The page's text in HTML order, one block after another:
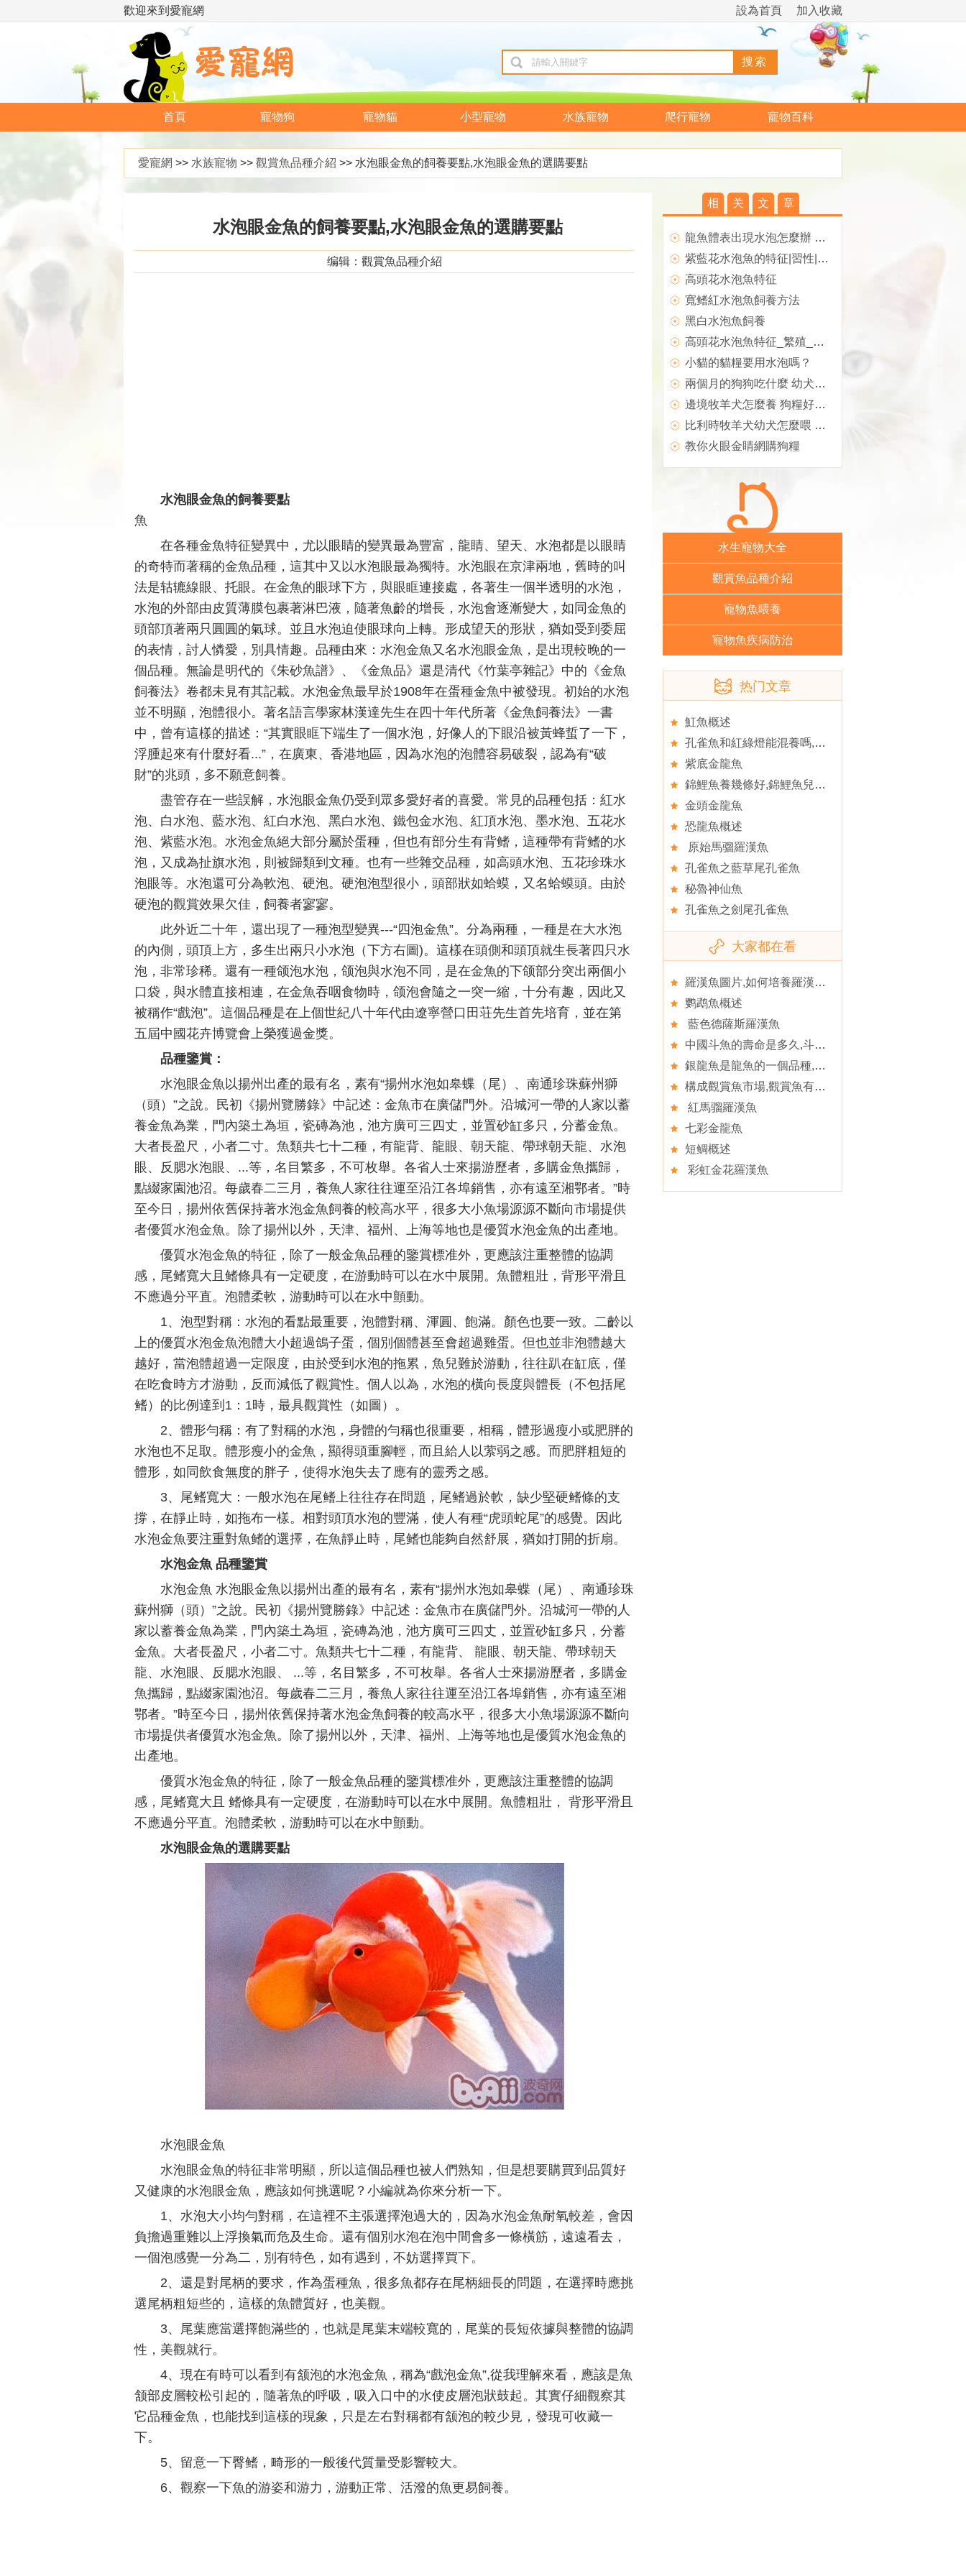
歡迎來到愛寵網 加入收藏
設為首頁
首頁 寵物狗 寵物貓 小型寵物 水族寵物 爬行寵物 寵物百科
愛寵網 >> 水族寵物 >> 觀賞魚品種介紹 >> 水泡眼金魚的飼養要點,水泡眼金魚的選購要點
水泡眼金魚的飼養要點,水泡眼金魚的選購要點
编辑：觀賞魚品種介紹
水泡眼金魚的飼養要點
魚
在各種金魚特征變異中，尤以眼睛的變異最為豐富，龍睛、望天、水泡都是以眼睛
的奇特而著稱的金魚品種，這其中又以水泡眼最為獨特。水泡眼在京津兩地，舊時的叫
法是轱辘線眼、托眼。在金魚的眼球下方，與眼眶連接處，各著生一個半透明的水泡，
水泡的外部由皮質薄膜包裹著淋巴液，隨著魚齡的增長，水泡會逐漸變大，如同金魚的
頭部頂著兩只圓圓的氣球。並且水泡迫使眼球向上轉。形成望天的形狀，猶如受到委屈
的表情，討人憐愛，別具情趣。品種由來：水泡金魚又名水泡眼金魚，是出現較晚的一
個品種。無論是明代的《朱砂魚譜》、《金魚品》還是清代《竹葉亭雜記》中的《金魚
飼養法》卷都未見有其記載。水泡金魚最早於1908年在蛋種金魚中被發現。初始的水泡
並不明顯，泡體很小。著名語言學家林漢達先生在四十年代所著《金魚飼養法》一書
中，曾有這樣的描述：“其實眼眶下端生了一個水泡，好像人的下眼沿被黃蜂蜇了一下，
浮腫起來有什麼好看...”，在廣東、香港地區，因為水泡的泡體容易破裂，認為有“破
財”的兆頭，多不願意飼養。
盡管存在一些誤解，水泡眼金魚仍受到眾多愛好者的喜愛。常見的品種包括：紅水
泡、白水泡、藍水泡、紅白水泡、黑白水泡、鐵包金水泡、紅頂水泡、墨水泡、五花水
泡、紫藍水泡。水泡金魚絕大部分屬於蛋種，但也有部分生有背鳍，這種帶有背鳍的水
泡，又成為扯旗水泡，則被歸類到文種。也有一些雜交品種，如高頭水泡、五花珍珠水
泡眼等。水泡還可分為軟泡、硬泡。硬泡泡型很小，頭部狀如蛤蟆，又名蛤蟆頭。由於
硬泡的觀賞效果欠佳，飼養者寥寥。
此外近二十年，還出現了一種泡型變異---“四泡金魚”。分為兩種，一種是在大水泡
的內側，頭頂上方，多生出兩只小水泡（下方右圖)。這樣在頭側和頭頂就生長著四只水
泡，非常珍稀。還有一種颌泡水泡，颌泡與水泡不同，是在金魚的下颌部分突出兩個小
口袋，與水體直接相連，在金魚吞咽食物時，颌泡會隨之一突一縮，十分有趣，因此又
被稱作“戲泡”。這個品種是在上個世紀八十年代由遼寧營口田荘先生首先培育，並在第
五屆中國花卉博覽會上榮獲過金獎。
品種鑒賞：
水泡眼金魚以揚州出產的最有名，素有“揚州水泡如皋蝶（尾）、南通珍珠蘇州獅
（頭）”之說。民初《揚州覽勝錄》中記述：金魚市在廣儲門外。沿城河一帶的人家以蓄
養金魚為業，門內築土為垣，瓷磚為池，池方廣可三四丈，並置砂缸多只，分蓄金魚。
大者長盈尺，小者二寸。魚類共七十二種，有龍背、龍眼、朝天龍、帶球朝天龍、水泡
眼、反腮水泡眼、...等，名目繁多，不可枚舉。各省人士來揚游歷者，多購金魚攜歸，
點綴家園池沼。每歲春二三月，養魚人家往往運至沿江各埠銷售，亦有遠至湘鄂者。”時
至今日，揚州依舊保持著水泡金魚飼養的較高水平，很多大小魚場源源不斷向市場提供
者優質水泡金魚。除了揚州以外，天津、福州、上海等地也是優質水泡金魚的出產地。
優質水泡金魚的特征，除了一般金魚品種的鑒賞標准外，更應該注重整體的協調
感，尾鳍寬大且鳍條具有一定硬度，在游動時可以在水中展開。魚體粗壯，背形平滑且
不應過分平直。泡體柔軟，游動時可以在水中顫動。
1、泡型對稱：水泡的看點最重要，泡體對稱、渾圓、飽滿。顏色也要一致。二齡以
上的優質水泡金魚泡體大小超過鴿子蛋，個別個體甚至會超過雞蛋。但也並非泡體越大
越好，當泡體超過一定限度，由於受到水泡的拖累，魚兒難於游動，往往趴在缸底，僅
在吃食時方才游動，反而減低了觀賞性。個人以為，水泡的橫向長度與體長（不包括尾
鳍）的比例達到1：1時，最具觀賞性（如圖）。
2、體形勻稱：有了對稱的水泡，身體的勻稱也很重要，相稱，體形過瘦小或肥胖的
水泡也不足取。體形瘦小的金魚，顯得頭重腳輕，而且給人以萦弱之感。而肥胖粗短的
體形，如同飲食無度的胖子，使得水泡失去了應有的靈秀之感。
3、尾鳍寬大：一般水泡在尾鳍上往往存在問題，尾鳍過於軟，缺少堅硬鳍條的支
撐，在靜止時，如拖布一樣。相對頭頂水泡的豐滿，使人有種“虎頭蛇尾”的感覺。因此
水泡金魚要注重對魚鳍的選擇，在魚靜止時，尾鳍也能夠自然舒展，猶如打開的折扇。
水泡金魚 品種鑒賞
水泡金魚 水泡眼金魚以揚州出產的最有名，素有“揚州水泡如皋蝶（尾）、南通珍珠
蘇州獅（頭）”之說。民初《揚州覽勝錄》中記述：金魚市在廣儲門外。沿城河一帶的人
家以蓄養金魚為業，門內築土為垣，瓷磚為池，池方廣可三四丈，並置砂缸多只，分蓄
金魚。大者長盈尺，小者二寸。魚類共七十二種，有龍背、 龍眼、朝天龍、帶球朝天
龍、水泡眼、反腮水泡眼、 ...等，名目繁多，不可枚舉。各省人士來揚游歷者，多購金
魚攜歸，點綴家園池沼。每歲春二三月，養魚人家往往運至沿江各埠銷售，亦有遠至湘
鄂者。”時至今日，揚州依舊保持著水泡金魚飼養的較高水平，很多大小魚場源源不斷向
市場提供者優質水泡金魚。除了揚州以外，天津、福州、上海等地也是優質水泡金魚的
出產地。
優質水泡金魚的特征，除了一般金魚品種的鑒賞標准外，更應該注重整體的協調
感，尾鳍寬大且 鳍條具有一定硬度，在游動時可以在水中展開。魚體粗壯， 背形平滑且
不應過分平直。泡體柔軟，游動時可以在水中顫動。
水泡眼金魚的選購要點
水泡眼金魚
水泡眼金魚的特征非常明顯，所以這個品種也被人們熟知，但是想要購買到品質好
又健康的水泡眼金魚，應該如何挑選呢？小編就為你來分析一下。
1、水泡大小均勻對稱，在這裡不主張選擇泡過大的，因為水泡金魚耐氧較差，會因
負擔過重難以上浮換氣而危及生命。還有個別水泡在泡中間會多一條橫筋，遠遠看去，
一個泡感覺一分為二，別有特色，如有遇到，不妨選擇買下。
2、還是對尾柄的要求，作為蛋種魚，很多魚都存在尾柄細長的問題，在選擇時應挑
選尾柄粗短些的，這樣的魚體質好，也美觀。
3、尾葉應當選擇飽滿些的，也就是尾葉末端較寬的，尾葉的長短依據與整體的協調
性，美觀就行。
4、現在有時可以看到有颔泡的水泡金魚，稱為“戲泡金魚”,從我理解來看，應該是魚
颔部皮層較松引起的，隨著魚的呼吸，吸入口中的水使皮層泡狀鼓起。其實仔細觀察其
它品種金魚，也能找到這樣的現象，只是左右對稱都有颔泡的較少見，發現可收藏一
下。
5、留意一下臀鳍，畸形的一般後代質量受影響較大。
6、觀察一下魚的游姿和游力，游動正常、活潑的魚更易飼養。
相 关 文 章
龍魚體表出現水泡怎麼辦 注意頻換新水
紫藍花水泡魚的特征|習性|飼養|價格介紹
高頭花水泡魚特征
寬鳍紅水泡魚飼養方法
黑白水泡魚飼養
高頭花水泡魚特征_繁殖_飼養_價格介紹,水泡
小貓的貓糧要用水泡嗎？
兩個月的狗狗吃什麼 幼犬糧需開水泡軟
邊境牧羊犬怎麼養 狗糧好用溫水泡軟了吃
比利時牧羊犬幼犬怎麼喂 熱水泡軟在給它吃
教你火眼金睛網購狗糧
水生寵物大全
觀賞魚品種介紹
寵物魚喂養
寵物魚疾病防治
热门文章
魟魚概述
孔雀魚和紅綠燈能混養嗎,初養熱帶魚首選孔雀魚
紫底金龍魚
錦鯉魚養幾條好,錦鯉魚兒冬季常見的小疾病
金頭金龍魚
恐龍魚概述
原始馬骝羅漢魚
孔雀魚之藍草尾孔雀魚
秘魯神仙魚
孔雀魚之劍尾孔雀魚
大家都在看
羅漢魚圖片,如何培養羅漢魚的攻擊力
鹦鹉魚概述
藍色德薩斯羅漢魚
中國斗魚的壽命是多久,斗魚的平均壽命是多少
銀龍魚是龍魚的一個品種,喂飼銀龍魚餌料的注意事項
構成觀賞魚市場,觀賞魚有三種分類及其特點
紅馬骝羅漢魚
七彩金龍魚
短鲷概述
彩虹金花羅漢魚